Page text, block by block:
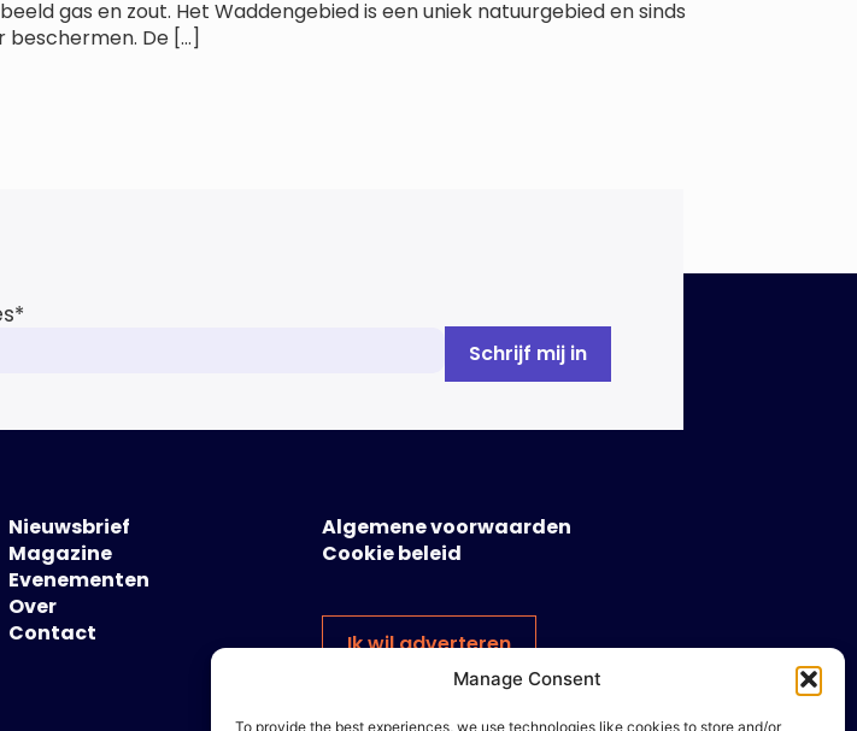
Manage Consent
To provide the best experiences, we use technologies like cookies to store and/or
gas en zout. Het Waddengebied is een uniek natuurgebied en sinds
De […]
*
Nieuwsbrief
Magazine
Evenementen
Over
Contact
Algemene voorwaarden
Cookie beleid
Ik wil adverteren